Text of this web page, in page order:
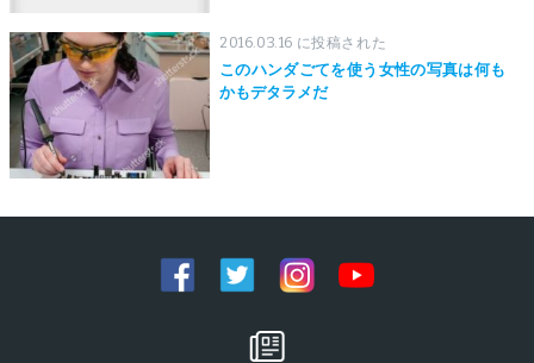
2016.03.16 に投稿された
このハンダごてを使う女性の写真は何も
かもデタラメだ